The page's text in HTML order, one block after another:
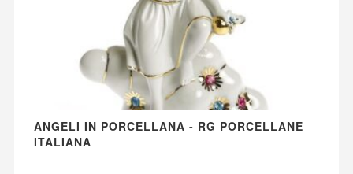
ANGELI IN PORCELLANA - RG PORCELLANE
ITALIANA